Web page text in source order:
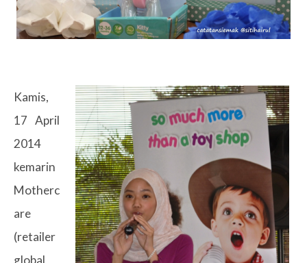
Kamis,
17 April
2014
kemarin
Motherc
are
(retailer
global